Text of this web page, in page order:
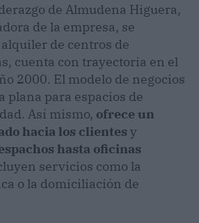
de Almudena Higuera,
de la empresa, se
de centros de
cuenta con trayectoria en el
2000. El modelo de negocios
plana para espacios de
Así mismo, ofrece un
hacia los clientes y
hasta oficinas
servicios como la
o la domiciliación de